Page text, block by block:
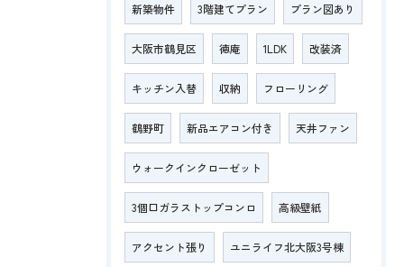
新築物件 3階建てプラン プラン図あり
大阪市鶴見区 徳庵 1LDK 改装済
キッチン入替 収納 フローリング
鶴野町 新品エアコン付き 天井ファン
ウォークインクローゼット
3個口ガラストップコンロ 高級壁紙
アクセント張り ユニライフ北大阪3号棟